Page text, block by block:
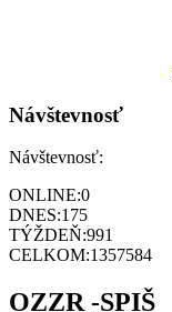
Návštevnosť
Návštevnosť:
ONLINE:0
DNES:175
TÝŽDEŇ:991
CELKOM:1357584
OZZR -SPIŠ